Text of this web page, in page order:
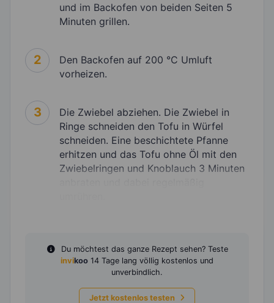
und im Backofen von beiden Seiten 5
Minuten grillen.
2
Den Backofen auf 200 °C Umluft
vorheizen.
3
Die Zwiebel abziehen. Die Zwiebel in
Ringe schneiden den Tofu in Würfel
schneiden. Eine beschichtete Pfanne
erhitzen und das Tofu ohne Öl mit den
Zwiebelringen und Knoblauch 3 Minuten
Du möchtest das ganze Rezept sehen? Teste
invikoo 14 Tage lang völlig kostenlos und
unverbindlich.
Jetzt kostenlos testen